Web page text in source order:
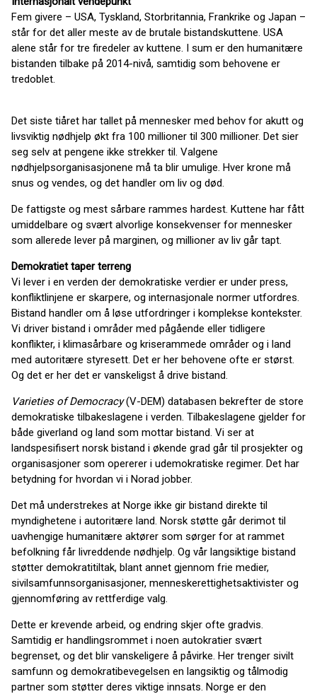
Fem givere – USA, Tyskland, Storbritannia, Frankrike og Japan –
står for det aller meste av de brutale bistandskuttene. USA
alene står for tre firedeler av kuttene. I sum er den humanitære
bistanden tilbake på 2014-nivå, samtidig som behovene er
tredoblet.
Det siste tiåret har tallet på mennesker med behov for akutt og
livsviktig nødhjelp økt fra 100 millioner til 300 millioner. Det sier
seg selv at pengene ikke strekker til. Valgene
nødhjelpsorganisasjonene må ta blir umulige. Hver krone må
snus og vendes, og det handler om liv og død.
De fattigste og mest sårbare rammes hardest. Kuttene har fått
umiddelbare og svært alvorlige konsekvenser for mennesker
som allerede lever på marginen, og millioner av liv går tapt.
Demokratiet taper terreng
Vi lever i en verden der demokratiske verdier er under press,
konfliktlinjene er skarpere, og internasjonale normer utfordres.
Bistand handler om å løse utfordringer i komplekse kontekster.
Vi driver bistand i områder med pågående eller tidligere
konflikter, i klimasårbare og kriserammede områder og i land
med autoritære styresett. Det er her behovene ofte er størst.
Og det er her det er vanskeligst å drive bistand.
Varieties of Democracy(V-DEM) databasen bekrefter de store
demokratiske tilbakeslagene i verden. Tilbakeslagene gjelder for
både giverland og land som mottar bistand. Vi ser at
landspesifisert norsk bistand i økende grad går til prosjekter og
organisasjoner som opererer i udemokratiske regimer. Det har
betydning for hvordan vi i Norad jobber.
Det må understrekes at Norge ikke gir bistand direkte til
myndighetene i autoritære land. Norsk støtte går derimot til
uavhengige humanitære aktører som sørger for at rammet
befolkning får livreddende nødhjelp. Og vår langsiktige bistand
støtter demokratitiltak, blant annet gjennom frie medier,
sivilsamfunnsorganisasjoner, menneskerettighetsaktivister og
gjennomføring av rettferdige valg.
Dette er krevende arbeid, og endring skjer ofte gradvis.
Samtidig er handlingsrommet i noen autokratier svært
begrenset, og det blir vanskeligere å påvirke. Her trenger sivilt
samfunn og demokratibevegelsen en langsiktig og tålmodig
partner som støtter deres viktige innsats. Norge er den